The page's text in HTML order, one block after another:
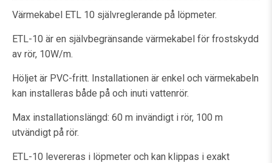
Värmekabel ETL 10 självreglerande på löpmeter.
ETL-10 är en självbegränsande värmekabel för frostskydd
av rör, 10W/m.
Höljet är PVC-fritt. Installationen är enkel och värmekabeln
kan installeras både på och inuti vattenrör.
Max installationslängd: 60 m invändigt i rör, 100 m
utvändigt på rör.
ETL-10 levereras i löpmeter och kan klippas i exakt